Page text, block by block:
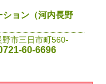
ョン（河内長野
市三日市町560-
60-6696